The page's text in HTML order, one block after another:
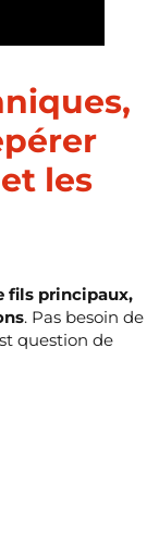
les
fils principaux,
. Pas besoin de
question de